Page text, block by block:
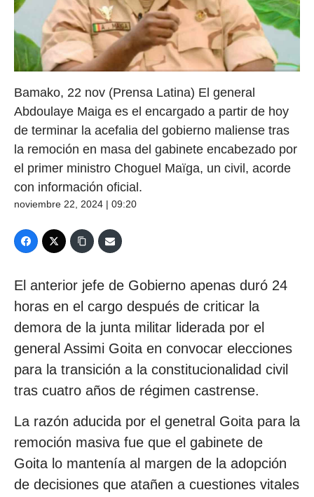
Bamako, 22 nov (Prensa Latina) El general
Abdoulaye Maiga es el encargado a partir de hoy
de terminar la acefalia del gobierno maliense tras
la remoción en masa del gabinete encabezado por
el primer ministro Choguel Maïga, un civil, acorde
con información oficial.
noviembre 22, 2024 | 09:20
El anterior jefe de Gobierno apenas duró 24
horas en el cargo después de criticar la
demora de la junta militar liderada por el
general Assimi Goita en convocar elecciones
para la transición a la constitucionalidad civil
tras cuatro años de régimen castrense.
La razón aducida por el genetral Goita para la
remoción masiva fue que el gabinete de
Goita lo mantenía al margen de la adopción
de decisiones que atañen a cuestiones vitales